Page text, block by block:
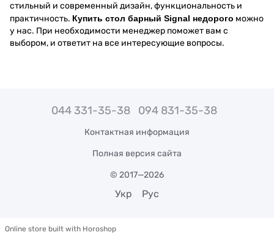
стильный и современный дизайн, функциональность и
практичность. Купить стол барный Signal недорого можно
у нас. При необходимости менеджер поможет вам с
выбором, и ответит на все интересующие вопросы.
044 331-35-38 094 831-35-38
Контактная информация
Полная версия сайта
© 2017—2026
Укр Рус
Online store built with Horoshop